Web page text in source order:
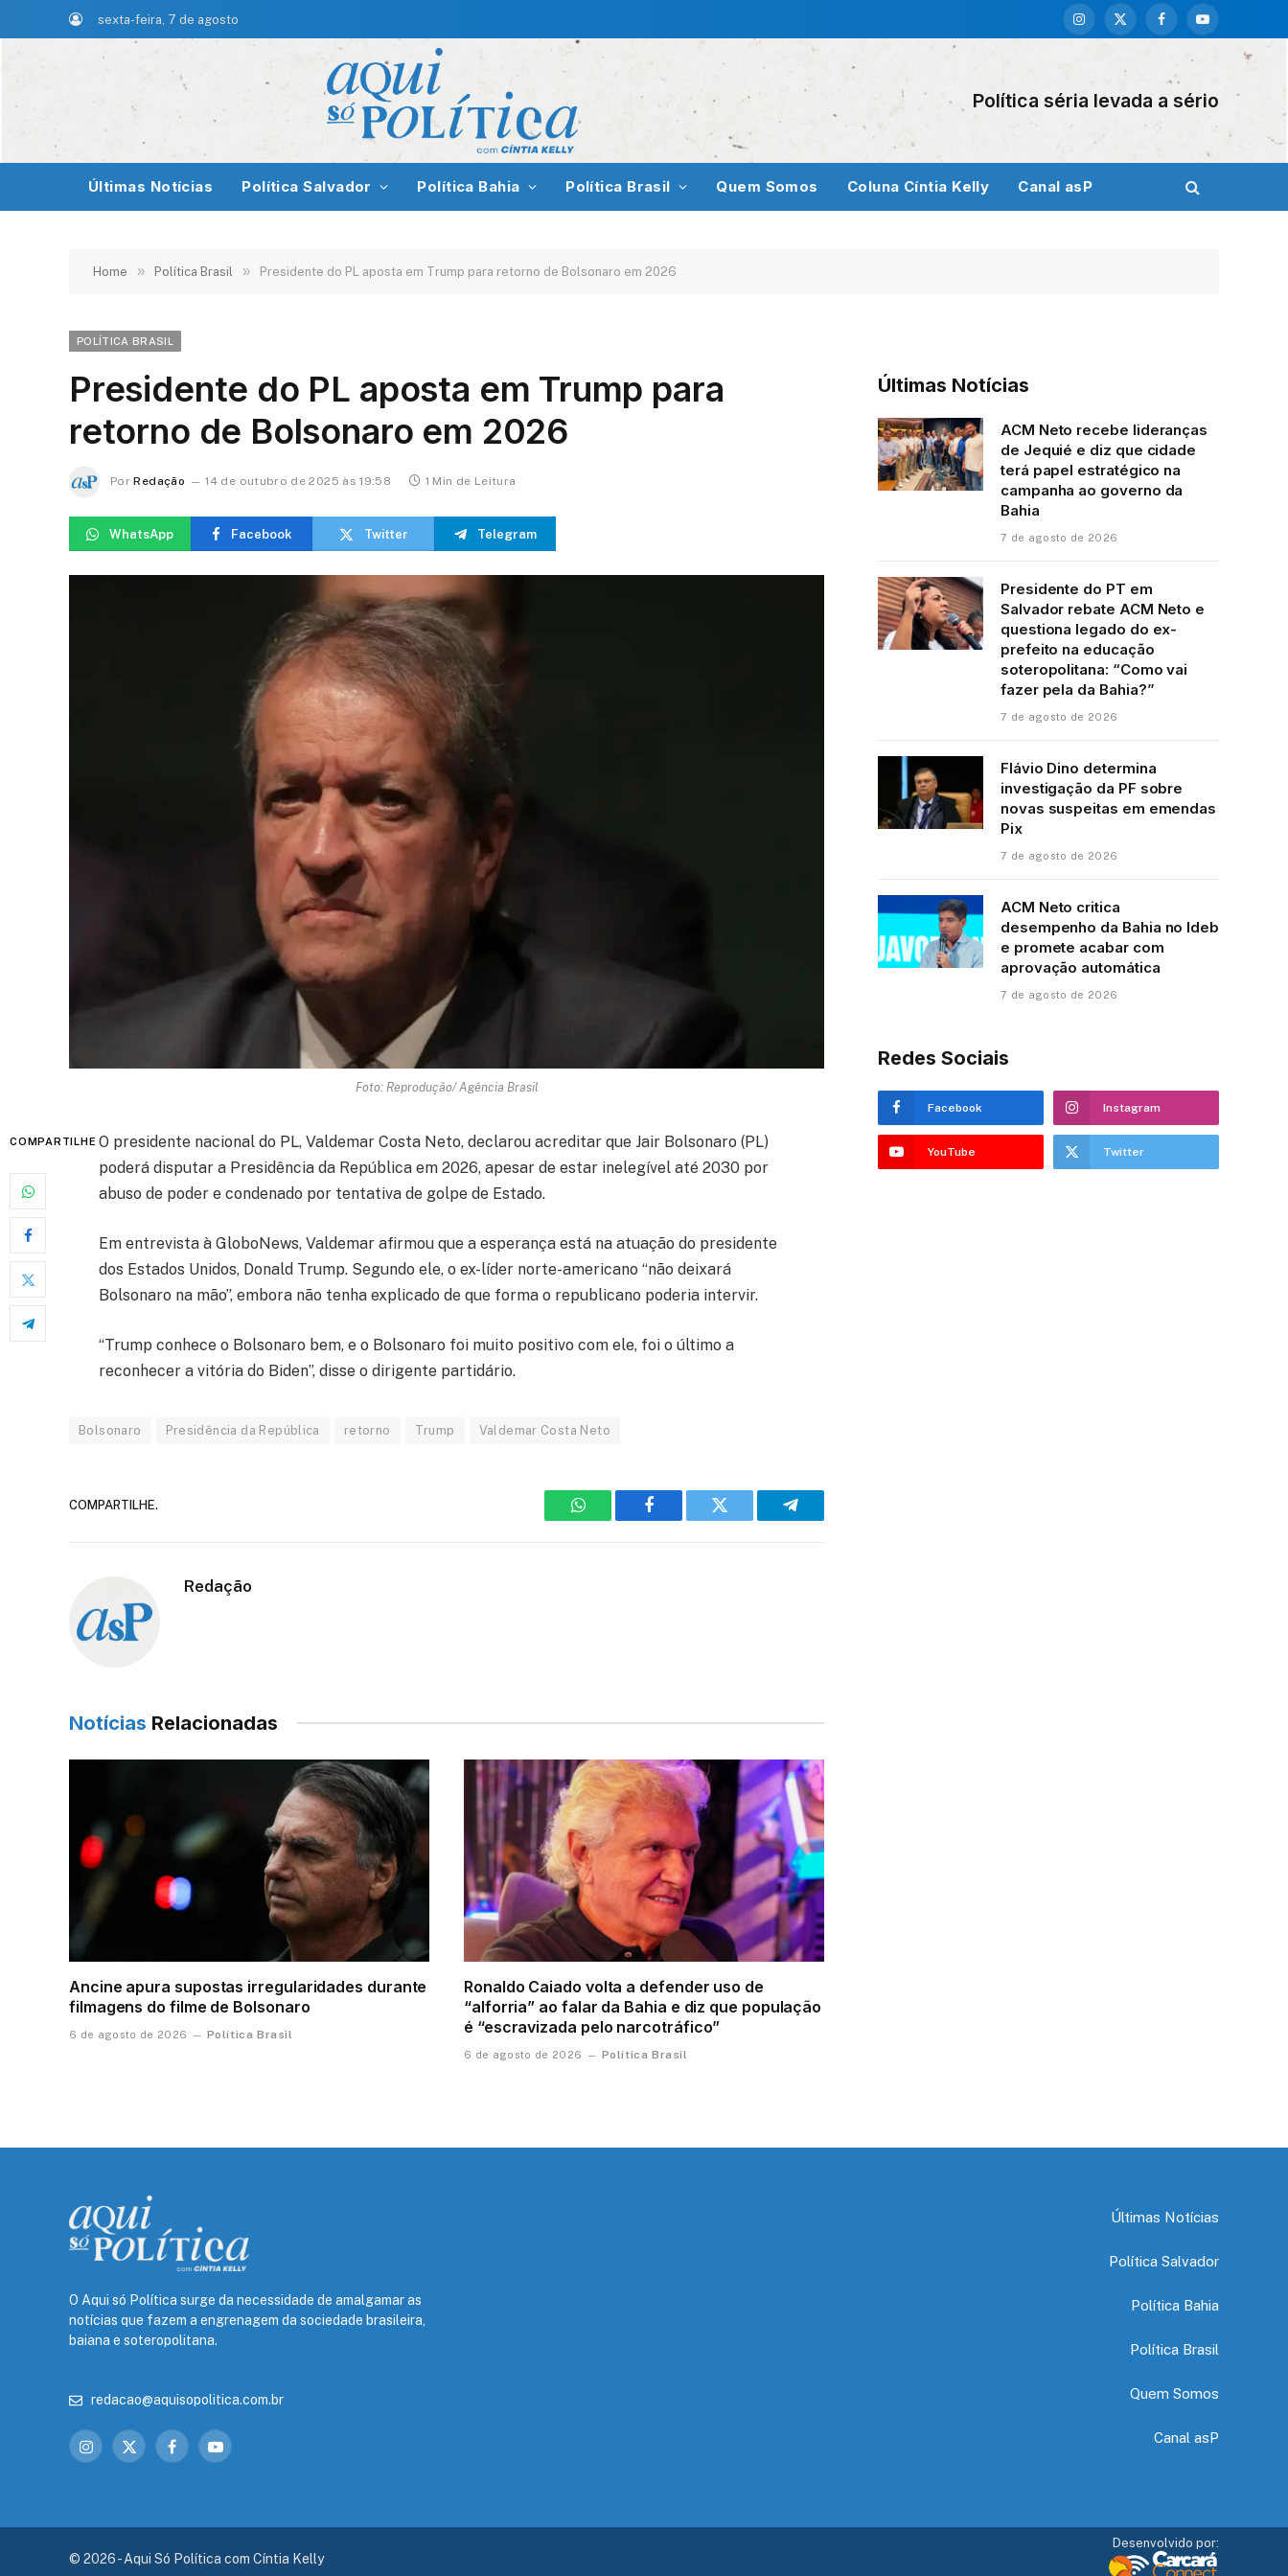
sexta-feira, 7 de agosto
Instagram
X
FacebookYouTube
Política séria levada a sério
Últimas Notícias Política Salvador Política Bahia Política Brasil Quem Somos Coluna Cíntia Kelly Canal asP
Home » Política Brasil » Presidente do PL aposta em Trump para retorno de Bolsonaro em 2026
POLÍTICA BRASIL
Presidente do PL aposta em Trump para
retorno de Bolsonaro em 2026
Por Redação 14 de outubro de 2025 às 19:58 1 Min de Leitura
WhatsApp Facebook Twitter Telegram
Foto: Reprodução/ Agência Brasil
COMPARTILHE O presidente nacional do PL, Valdemar Costa Neto, declarou acreditar que Jair Bolsonaro (PL)
poderá disputar a Presidência da República em 2026, apesar de estar inelegível até 2030 por
abuso de poder e condenado por tentativa de golpe de Estado.
Em entrevista à GloboNews, Valdemar afirmou que a esperança está na atuação do presidente
dos Estados Unidos, Donald Trump. Segundo ele, o ex-líder norte-americano “não deixará
Bolsonaro na mão”, embora não tenha explicado de que forma o republicano poderia intervir.
“Trump conhece o Bolsonaro bem, e o Bolsonaro foi muito positivo com ele, foi o último a
reconhecer a vitória do Biden”, disse o dirigente partidário.
Bolsonaro Presidência da República retorno Trump Valdemar Costa Neto
COMPARTILHE.
WhatsAppFacebook Twitter Telegram
Redação
Notícias Relacionadas
Ancine apura supostas irregularidades durante
filmagens do filme de Bolsonaro
6 de agosto de 2026 Política Brasil
Ronaldo Caiado volta a defender uso de
“alforria” ao falar da Bahia e diz que população
é “escravizada pelo narcotráfico”
6 de agosto de 2026 Política Brasil
Últimas Notícias
ACM Neto recebe lideranças
de Jequié e diz que cidade
terá papel estratégico na
campanha ao governo da
Bahia
7 de agosto de 2026
Presidente do PT em
Salvador rebate ACM Neto e
questiona legado do ex-
prefeito na educação
soteropolitana: “Como vai
fazer pela da Bahia?”
7 de agosto de 2026
Flávio Dino determina
investigação da PF sobre
novas suspeitas em emendas
Pix
7 de agosto de 2026
ACM Neto critica
desempenho da Bahia no Ideb
e promete acabar com
aprovação automática
7 de agosto de 2026
Redes Sociais
Facebook Instagram
YouTube Twitter
O Aqui só Política surge da necessidade de amalgamar as
notícias que fazem a engrenagem da sociedade brasileira,
baiana e soteropolitana.
redacao@aquisopolitica.com.br
Instagram
X
FacebookYouTube
Últimas Notícias
Política Salvador
Política Bahia
Política Brasil
Quem Somos
Canal asP
© 2026 - Aqui Só Política com Cíntia Kelly
Desenvolvido por: